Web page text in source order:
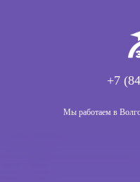
Мы работаем в
+7